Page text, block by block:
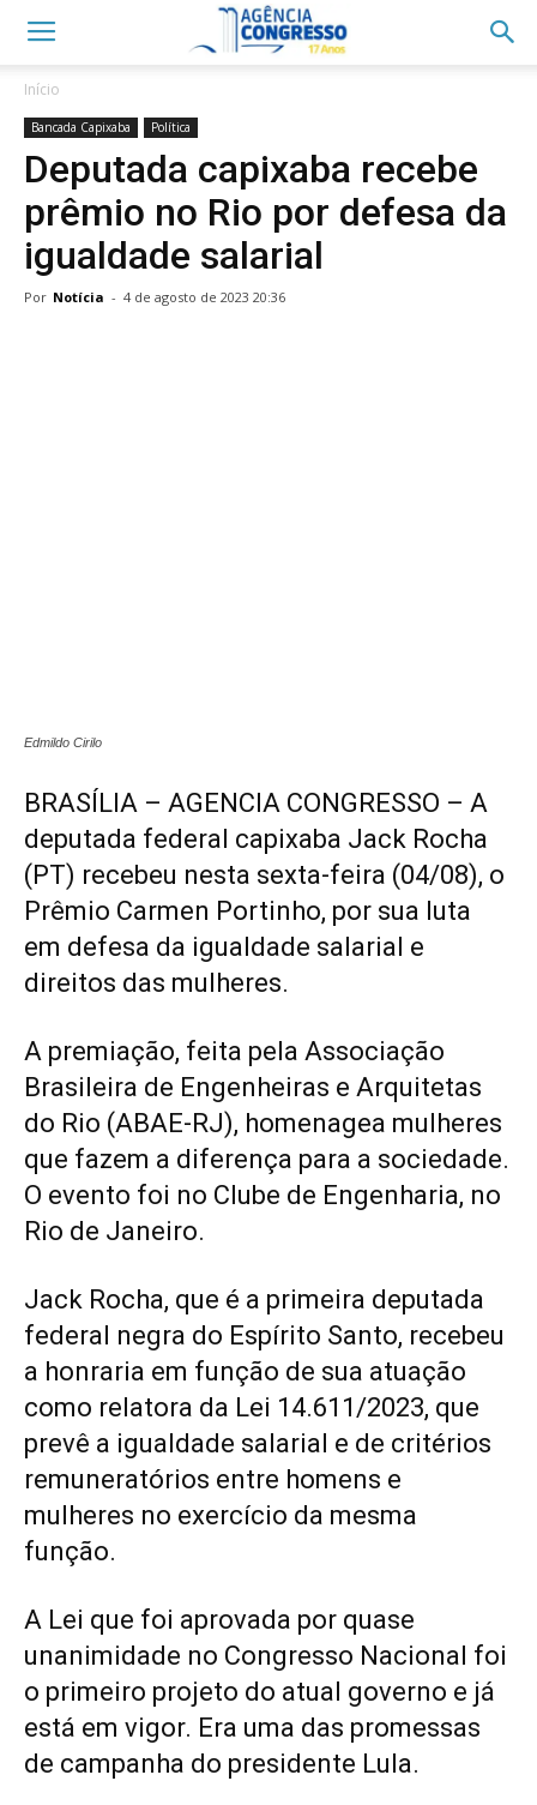
Início
Bancada Capixaba Política
Deputada capixaba recebe
prêmio no Rio por defesa da
igualdade salarial
Por Notícia - 4 de agosto de 2023 20:36
Edmildo Cirilo
BRASÍLIA – AGENCIA CONGRESSO – A
deputada federal capixaba Jack Rocha
(PT) recebeu nesta sexta-feira (04/08), o
Prêmio Carmen Portinho, por sua luta
em defesa da igualdade salarial e
direitos das mulheres.
A premiação, feita pela Associação
Brasileira de Engenheiras e Arquitetas
do Rio (ABAE-RJ), homenagea mulheres
que fazem a diferença para a sociedade.
O evento foi no Clube de Engenharia, no
Rio de Janeiro.
Jack Rocha, que é a primeira deputada
federal negra do Espírito Santo, recebeu
a honraria em função de sua atuação
como relatora da Lei 14.611/2023, que
prevê a igualdade salarial e de critérios
remuneratórios entre homens e
mulheres no exercício da mesma
função.
A Lei que foi aprovada por quase
unanimidade no Congresso Nacional foi
o primeiro projeto do atual governo e já
está em vigor. Era uma das promessas
de campanha do presidente Lula.